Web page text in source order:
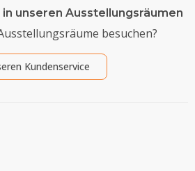
unseren Ausstellungsräumen
besuchen?
Kundenservice